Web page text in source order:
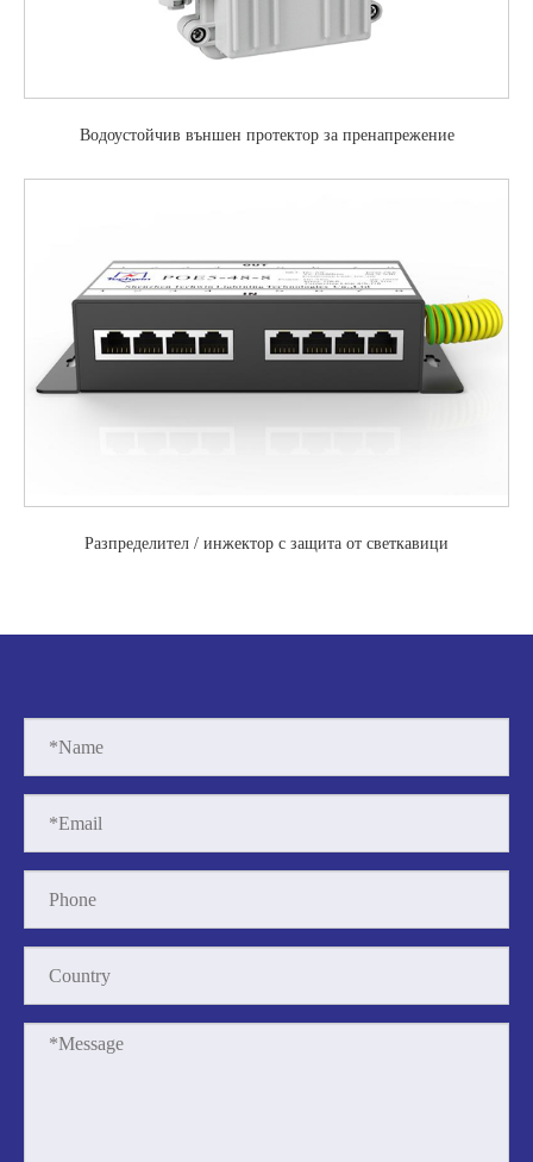
Водоустойчив външен протектор за пренапрежение
Разпределител / инжектор с защита от светкавици